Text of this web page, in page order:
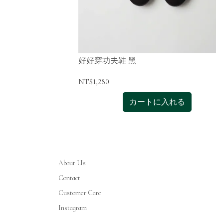
好好穿功夫鞋 黑
NT$1,280
カートに入れる
About Us
Contact
Customer Care
Instagram